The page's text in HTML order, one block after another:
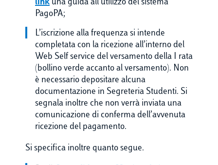
link una guida all’utilizzo del sistema
PagoPA;
L’iscrizione alla frequenza si intende
completata con la ricezione all’interno del
Web Self service del versamento della I rata
(bollino verde accanto al versamento). Non
è necessario depositare alcuna
documentazione in Segreteria Studenti. Si
segnala inoltre che non verrà inviata una
comunicazione di conferma dell’avvenuta
ricezione del pagamento.
Si specifica inoltre quanto segue.